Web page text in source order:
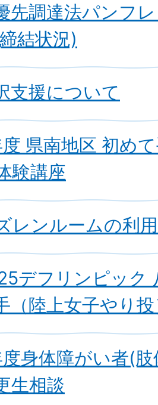
先調達法パンフ
結状況)
支援について
県南地区 初め
験講座
レンルームの利
デフリンピック
（陸上女子やり
身体障がい者(
生相談